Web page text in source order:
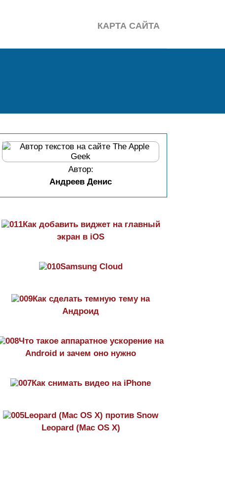
КАРТА САЙТА
Автор:
Андреев Денис
Как добавить виджет на главный
экран в iOS
Samsung Cloud
Как сделать темную тему на
Aндроид
Что такое аппаратное ускорение на
Android и зачем оно нужно
Как снимать видео на iPhone
Leopard (Mac OS X) против Snow
Leopard (Mac OS X)